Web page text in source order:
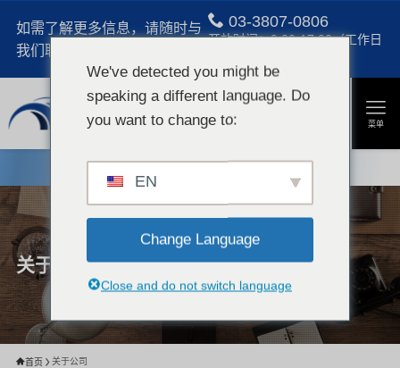
如需了解更多信息，请随时与
我们联系。
03-3807-0806
开放时间：9:00-17:00（工作日
菜单
关于公司
首页 关于公司
We've detected you might be
speaking a different language. Do
you want to change to:
EN
Change Language
Close and do not switch language